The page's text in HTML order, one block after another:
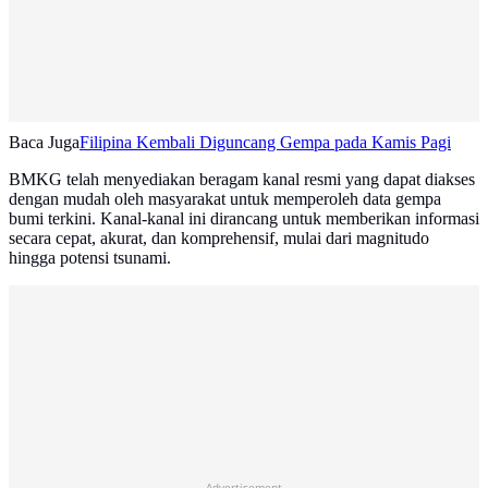
Baca JugaFilipina Kembali Diguncang Gempa pada Kamis Pagi
BMKG telah menyediakan beragam kanal resmi yang dapat diakses
dengan mudah oleh masyarakat untuk memperoleh data gempa
bumi terkini. Kanal-kanal ini dirancang untuk memberikan informasi
secara cepat, akurat, dan komprehensif, mulai dari magnitudo
hingga potensi tsunami.